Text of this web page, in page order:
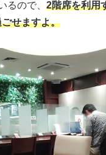
るので、 2階席を利用
せますよ。